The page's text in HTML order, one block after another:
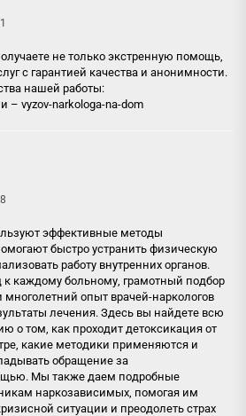
не только экстренную помощь,
с гарантией качества и анонимности.
нашей работы:
– vyzov-narkologa-na-dom
эффективные методы
быстро устранить физическую
работу внутренних органов.
каждому больному, грамотный подбор
многолетний опыт врачей-наркологов
лечения. Здесь вы найдете всю
о том, как проходит детоксикация от
какие методики применяются и
обращение за
Мы также даем подробные
наркозависимых, помогая им
ситуации и преодолеть страх